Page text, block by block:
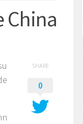
China
SHARE
0